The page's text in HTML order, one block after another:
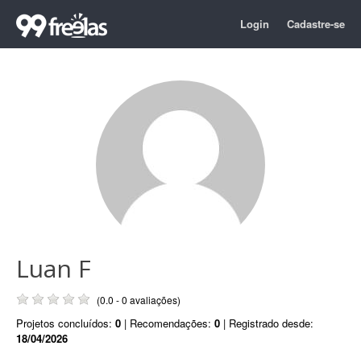
Login Cadastre-se
Luan F
(0.0 - 0 avaliações)
Projetos concluídos: 0 | Recomendações: 0 | Registrado desde:
18/04/2026